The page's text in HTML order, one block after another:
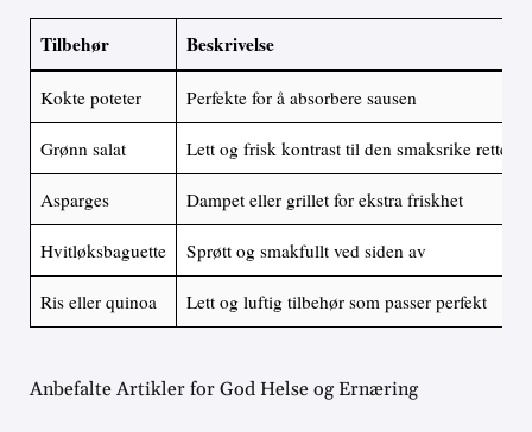
Tilbehør Beskrivelse
Kokte poteter Perfekte for å absorbere sausen
Grønn salat Lett og frisk kontrast til den smaksrike retten
Asparges Dampet eller grillet for ekstra friskhet
Hvitløksbaguette Sprøtt og smakfullt ved siden av
Ris eller quinoa Lett og luftig tilbehør som passer perfekt
Anbefalte Artikler for God Helse og Ernæring